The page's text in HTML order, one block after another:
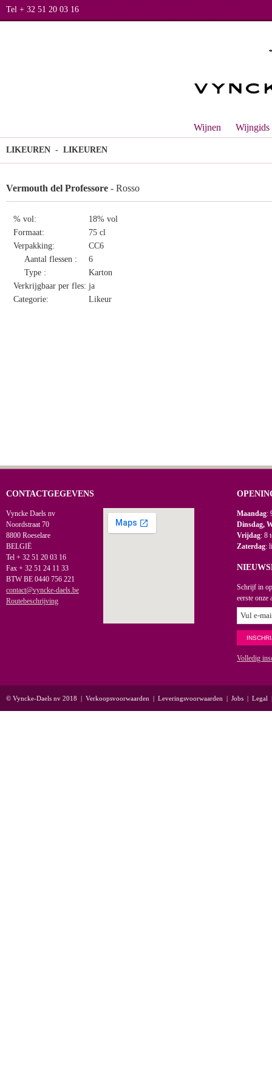
Tel + 32 51 20 03 16
Wijnen Wijngids
LIKEUREN - LIKEUREN
Vermouth del Professore - Rosso
% vol:
18% vol
Formaat:
75 cl
Verpakking:
CC6
Aantal flessen :
6
Type :
Karton
Verkrijgbaar per fles: ja
Categorie:
Likeur
CONTACTGEGEVENS
Vyncke Daels nv
Noordstraat 70
8800 Roeselare
BELGIË
Tel + 32 51 20 03 16
Fax + 32 51 24 11 33
BTW BE 0440 756 221
contact@vyncke-daels.be
Routebeschrijving
Maandag:
Dinsdag,
Vrijdag: 8
Zaterdag:
Schrijf in
eerste onze
Volledig
© Vyncke-Daels nv 2018 | Verkoopsvoorwaarden | Leveringsvoorwaarden | Jobs | Legal